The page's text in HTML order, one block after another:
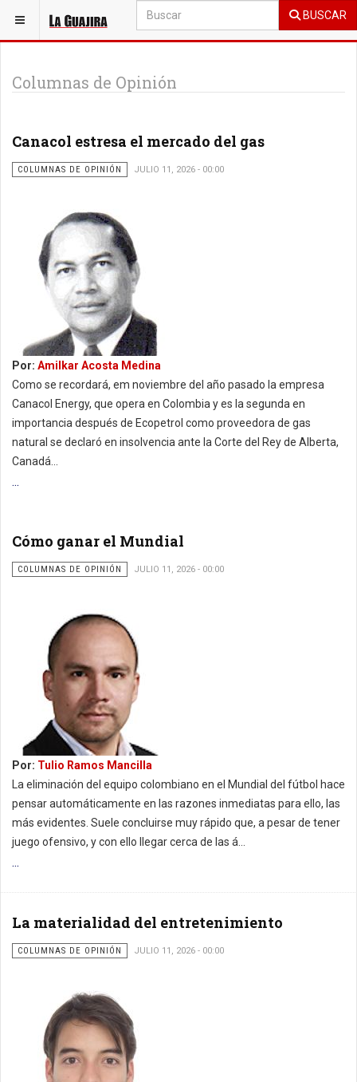
BUSCAR
ESTÁ AQUÍ: OPINIÓN
Columnas de Opinión
Canacol estresa el mercado del gas
COLUMNAS DE OPINIÓN JULIO 11, 2026 - 00:00
Por: Amilkar Acosta Medina
Como se recordará, em noviembre del año pasado la empresa
Canacol Energy, que opera en Colombia y es la segunda en
importancia después de Ecopetrol como proveedora de gas
natural se declaró en insolvencia ante la Corte del Rey de Alberta,
Canadá...
...
Cómo ganar el Mundial
COLUMNAS DE OPINIÓN JULIO 11, 2026 - 00:00
Por: Tulio Ramos Mancilla
La eliminación del equipo colombiano en el Mundial del fútbol hace
pensar automáticamente en las razones inmediatas para ello, las
más evidentes. Suele concluirse muy rápido que, a pesar de tener
juego ofensivo, y con ello llegar cerca de las á...
...
La materialidad del entretenimiento
COLUMNAS DE OPINIÓN JULIO 11, 2026 - 00:00